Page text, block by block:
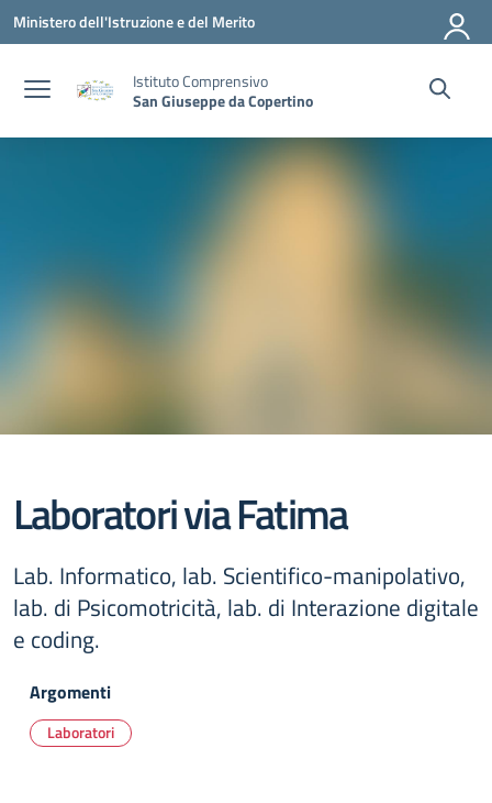
Vai ai contenuti
Vai al menu di navigazione
Vai al footer
Ministero dell'Istruzione e del Merito
Istituto Comprensivo
San Giuseppe da Copertino
Laboratori via Fatima
Lab. Informatico, lab. Scientifico-manipolativo,
lab. di Psicomotricità, lab. di Interazione digitale
e coding.
Argomenti
Laboratori